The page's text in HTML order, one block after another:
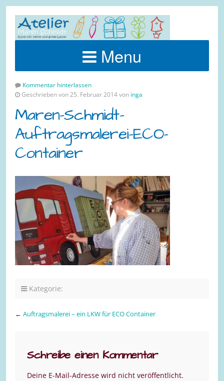
Menu
Kommentar hinterlassen
Geschrieben von 25. Februar 2014 von inga
Maren-Schmidt-
Auftragsmalerei-ECO-
Container
Kategorie:
← Auftragsmalerei – ein LKW für ECO Container
Schreibe einen Kommentar
Deine E-Mail-Adresse wird nicht veröffentlicht.